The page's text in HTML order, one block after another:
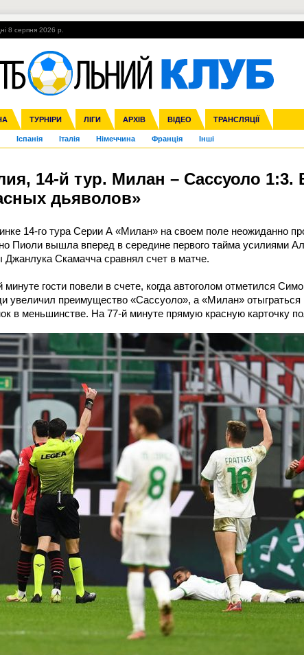
8 серпня 2026 р.
ТУРНІРИ ЛІГИ АРХІВ ВІДЕО ТРАНСЛЯЦІЇ
Прем'єр-ліга Перша ліга Друга ліга Кубок України Молодіжка
Ліга Європи Міжнародні Ліга націй Ліга конференцій
Іспанія Італія Німеччина Франція Інші
ЄВРО-2016 Росія Кубок конфедерацій ЧЄ-2015 (U-21)
УПЛ, 2-й тур ВІЙНА УПЛ-ПЕРЕХОДИ
14-й тур. Милан – Сассуоло 1:3.
дьяволов»
14-го тура Серии А «Милан» на своем поле неожиданно
Пиоли вышла вперед в середине первого тайма усилиями
Джанлука Скамачча сравнял счет в матче.
минуте гости повели в счете, когда автоголом отметился
увеличил преимущество «Сассуоло», а «Милан» отыграться
в меньшинстве. На 77-й минуте прямую красную карточку